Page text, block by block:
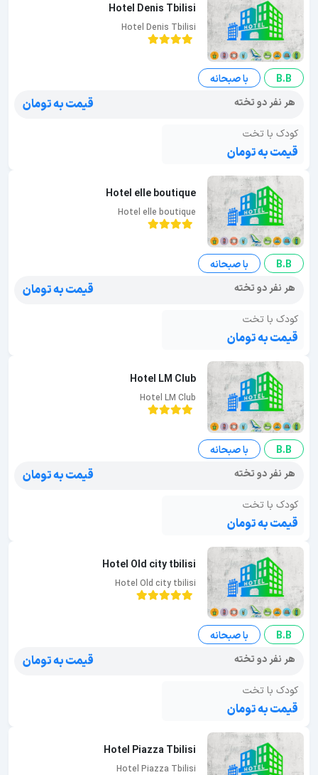
Hotel Denis Tbilisi
Hotel Denis Tbilisi
B.B
با صبحانه
هر نفر دو تخته
قیمت به تومان
کودک با تخت
قیمت به تومان
Hotel elle boutique
Hotel elle boutique
B.B
با صبحانه
هر نفر دو تخته
قیمت به تومان
کودک با تخت
قیمت به تومان
Hotel LM Club
Hotel LM Club
B.B
با صبحانه
هر نفر دو تخته
قیمت به تومان
کودک با تخت
قیمت به تومان
Hotel Old city tbilisi
Hotel Old city tbilisi
B.B
با صبحانه
هر نفر دو تخته
قیمت به تومان
کودک با تخت
قیمت به تومان
Hotel Piazza Tbilisi
Hotel Piazza Tbilisi